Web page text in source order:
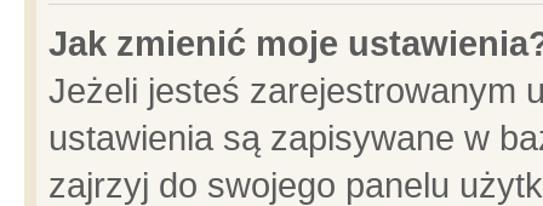
Jak zmienić moje
Jeżeli jesteś zarejestrowanym
ustawienia są zapisywane w
zajrzyj do swojego panelu